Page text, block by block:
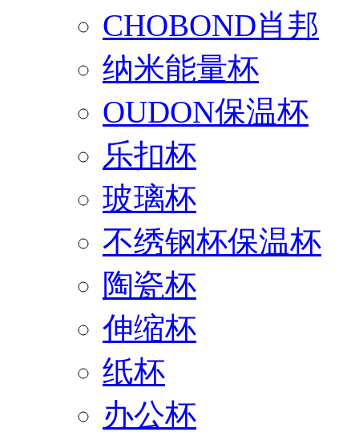
CHOBOND肖邦
纳米能量杯
OUDON保温杯
乐扣杯
玻璃杯
不绣钢杯保温杯
陶瓷杯
伸缩杯
纸杯
办公杯